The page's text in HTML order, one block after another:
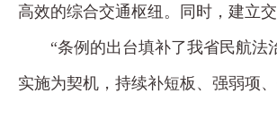
高效的综合交通枢纽。同时，建立
“条例的出台填补了我省民航
实施为契机，持续补短板、强弱项